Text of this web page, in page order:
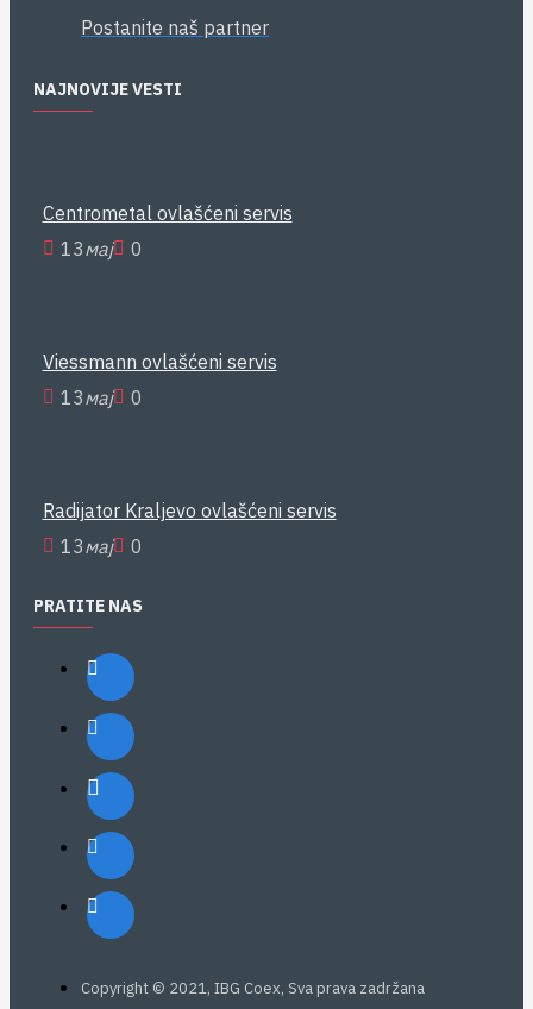
Postanite naš partner
NAJNOVIJE VESTI
Centrometal ovlašćeni servis
13мај 0
Viessmann ovlašćeni servis
13мај 0
Radijator Kraljevo ovlašćeni servis
13мај 0
PRATITE NAS
Copyright © 2021, IBG Coex, Sva prava zadržana